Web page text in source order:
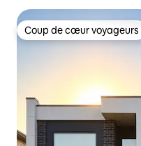
Coup de cœur voyageurs
Coup de cœur voyageurs